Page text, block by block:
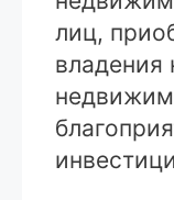
лиц,
владения